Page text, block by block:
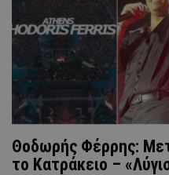
Θοδωρής Φέρρης:
το Κατράκειο –